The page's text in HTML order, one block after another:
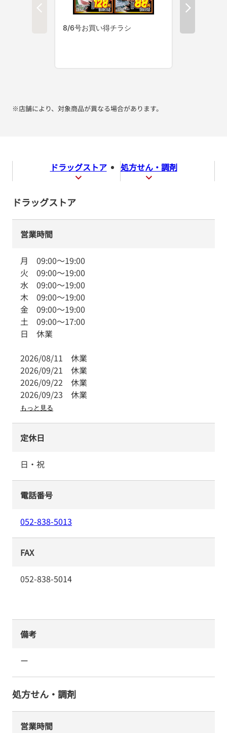
※店舗により、対象商品が異なる場合があります。
ドラッグストア 処方せん・調剤
ドラッグストア
営業時間
月 09:00～19:00
火 09:00～19:00
水 09:00～19:00
木 09:00～19:00
金 09:00～19:00
土 09:00～17:00
日 休業
2026/08/11 休業
2026/09/21 休業
2026/09/22 休業
2026/09/23 休業
もっと見る
定休日
日・祝
電話番号
052-838-5013
FAX
052-838-5014
備考
ー
処方せん・調剤
営業時間